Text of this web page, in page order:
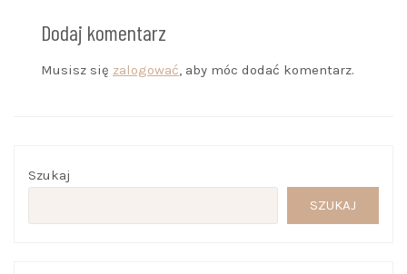
Dodaj komentarz
Musisz się zalogować, aby móc dodać komentarz.
Szukaj
SZUKAJ